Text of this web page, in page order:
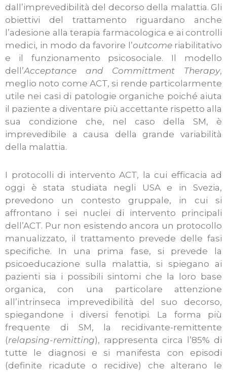
dall’imprevedibilità del decorso della malattia. Gli
obiettivi del trattamento riguardano anche
l’adesione alla terapia farmacologica e ai controlli
medici, in modo da favorire l’outcomeriabilitativo
e il funzionamento psicosociale. Il modello
dell’Acceptance and Committment Therapy,
meglio noto come ACT, si rende particolarmente
utile nei casi di patologie organiche poiché aiuta
il paziente a diventare più accettante rispetto alla
sua condizione che, nel caso della SM, è
imprevedibile a causa della grande variabilità
della malattia.
I protocolli di intervento ACT, la cui efficacia ad
oggi è stata studiata negli USA e in Svezia,
prevedono un contesto gruppale, in cui si
affrontano i sei nuclei di intervento principali
dell’ACT. Pur non esistendo ancora un protocollo
manualizzato, il trattamento prevede delle fasi
specifiche. In una prima fase, si prevede la
psicoeducazione sulla malattia, si spiegano ai
pazienti sia i possibili sintomi che la loro base
organica, con una particolare attenzione
all’intrinseca imprevedibilità del suo decorso,
spiegandone i diversi fenotipi. La forma più
frequente di SM, la recidivante-remittente
(relapsing-remitting), rappresenta circa l’85% di
tutte le diagnosi e si manifesta con episodi
(definite ricadute o recidive) che alterano le